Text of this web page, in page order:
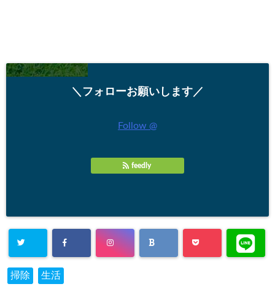
＼フォローお願いします／
Follow @
feedly
掃除 生活